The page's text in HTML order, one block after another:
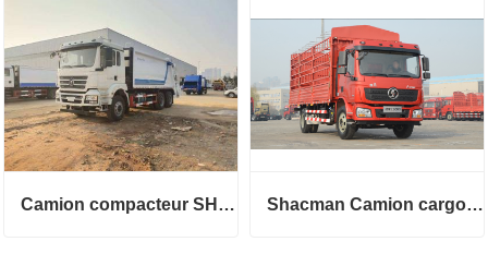
Camion compacteur SHACMAN 12 CBM Shacman Camion cargo de 20 tonnes